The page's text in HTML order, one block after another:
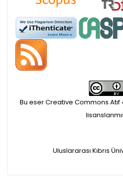
Makale İşletim Ücreti (APC)
alınmaktadır.
Hakem sürecine alınacak
APC bilgi mesajı
Bu eser Creative Commons Atıf
Uluslararası Kıbrıs